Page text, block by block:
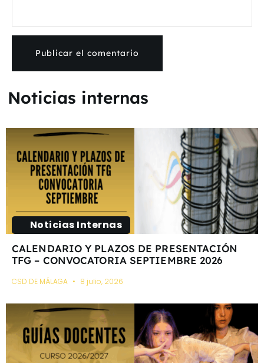
Noticias internas
Noticias Internas
CALENDARIO Y PLAZOS DE PRESENTACIÓN
TFG – CONVOCATORIA SEPTIEMBRE 2026
CSD DE MÁLAGA 8 julio, 2026